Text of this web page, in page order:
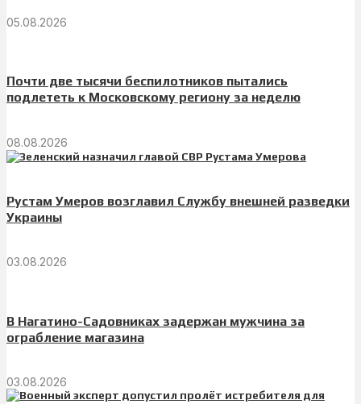
05.08.2026
Почти две тысячи беспилотников пытались
подлететь к Московскому региону за неделю
08.08.2026
Рустам Умеров возглавил Службу внешней разведки
Украины
03.08.2026
В Нагатино-Садовниках задержан мужчина за
ограбление магазина
03.08.2026